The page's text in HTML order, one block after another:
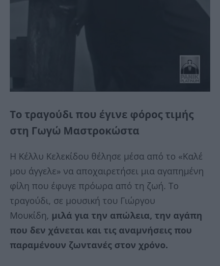
Το τραγούδι που έγινε φόρος τιμής
στη Γωγώ Μαστροκώστα
Η Κέλλυ Κελεκίδου θέλησε μέσα από το «Καλέ
μου άγγελε» να αποχαιρετήσει μια αγαπημένη
φίλη που έφυγε πρόωρα από τη ζωή. Το
τραγούδι, σε μουσική του Γιώργου
Μουκίδη, μιλά για την απώλεια, την αγάπη
που δεν χάνεται και τις αναμνήσεις που
παραμένουν ζωντανές στον χρόνο.